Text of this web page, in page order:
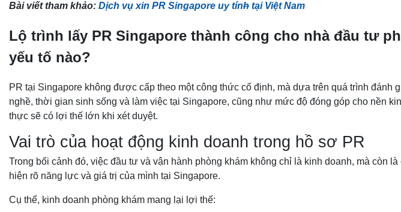
Bài viết tham khảo: Dịch vụ xin PR Singapore uy tính tại Việt Nam
Lộ trình lấy PR Singapore thành công cho nhà đầu tư
yếu tố nào?
PR tại Singapore không được cấp theo một công thức cố định, mà dựa trên quá trình
nghề, thời gian sinh sống và làm việc tại Singapore, cũng như mức độ đóng góp cho nền
thực sẽ có lợi thế lớn khi xét duyệt.
Vai trò của hoạt động kinh doanh trong hồ sơ PR
Trong bối cảnh đó, việc đầu tư và vận hành phòng khám không chỉ là kinh doanh, mà còn
hiện rõ năng lực và giá trị của mình tại Singapore.
Cụ thể, kinh doanh phòng khám mang lại lợi thế: